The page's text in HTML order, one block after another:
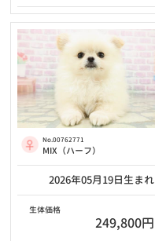
No.00762771
MIX（ハーフ）
2026年05月19日生まれ
生体価格
249,800円